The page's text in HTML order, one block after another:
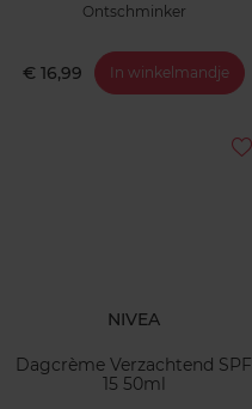
Ontschminker
€ 16,99 In winkelmandje
NIVEA
Dagcrème Verzachtend SPF
15 50ml